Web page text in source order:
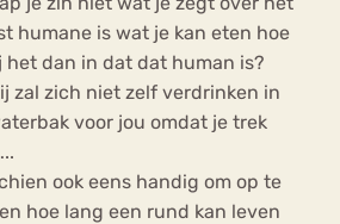
humane is wat je kan eten hoe
het dan in dat dat human is?
zal zich niet zelf verdrinken in
voor jou omdat je trek
ook eens handig om op te
hoe lang een rund kan leven